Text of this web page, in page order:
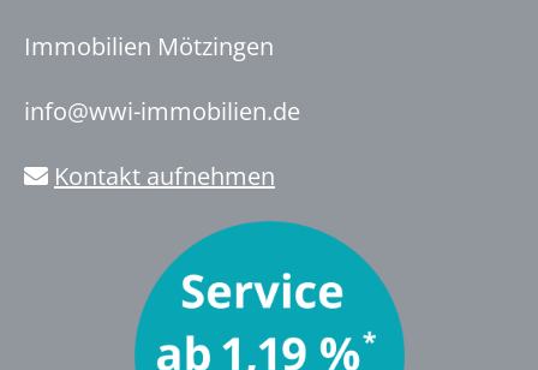
Immobilien Mötzingen
info@wwi-immobilien.de
Kontakt aufnehmen